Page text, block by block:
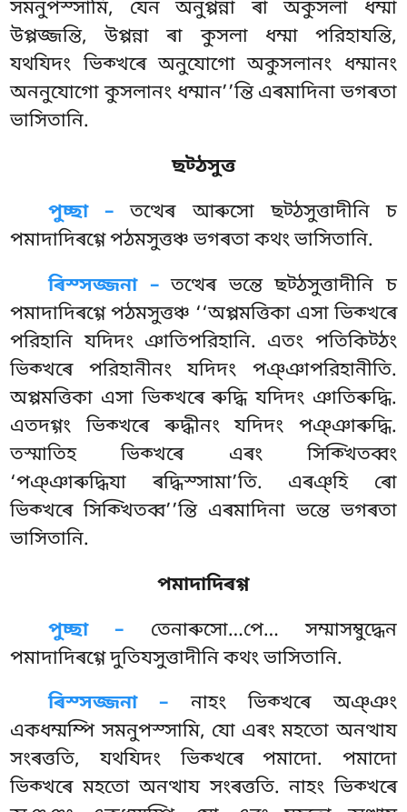
সমনুপস্সামি, যেন অনুপ্পন্না ৰা অকুসলা ধম্মা
উপ্পজ্জন্তি, উপ্পন্না ৰা কুসলা ধম্মা পরিহাযন্তি,
যথযিদং ভিক্খৰে অনুযোগো অকুসলানং ধম্মানং
অননুযোগো কুসলানং ধম্মান’’ন্তি এৰমাদিনা ভগৰতা
ভাসিতানি.
ছট্ঠসুত্ত
পুচ্ছা – তত্থেৰআৰুসো ছট্ঠসুত্তাদীনি চ
পমাদাদিৰগ্গে পঠমসুত্তঞ্চ ভগৰতা কথং ভাসিতানি.
ৰিস্সজ্জনা –তত্থেৰ ভন্তে ছট্ঠসুত্তাদীনি চ
পমাদাদিৰগ্গে পঠমসুত্তঞ্চ ‘‘অপ্পমত্তিকা এসা ভিক্খৰে
পরিহানি যদিদং ঞাতিপরিহানি. এতং পতিকিট্ঠং
ভিক্খৰে পরিহানীনং যদিদং পঞ্ঞাপরিহানীতি.
অপ্পমত্তিকা এসা ভিক্খৰে ৰুদ্ধি যদিদং ঞাতিৰুদ্ধি.
এতদগ্গং ভিক্খৰে ৰুদ্ধীনং যদিদং পঞ্ঞাৰুদ্ধি.
তস্মাতিহ ভিক্খৰে এৰং সিক্খিতব্বং
‘পঞ্ঞাৰুদ্ধিযা ৰদ্ধিস্সামা’তি. এৰঞ্হি ৰো
ভিক্খৰে সিক্খিতব্ব’’ন্তি এৰমাদিনা ভন্তে ভগৰতা
ভাসিতানি.
পমাদাদিৰগ্গ
পুচ্ছা – তেনাৰুসো…পে…সম্মাসম্বুদ্ধেন
পমাদাদিৰগ্গে দুতিযসুত্তাদীনি কথং ভাসিতানি.
ৰিস্সজ্জনা – নাহং ভিক্খৰে অঞ্ঞং
একধম্মম্পি সমনুপস্সামি, যো এৰং মহতো অনত্থায
সংৰত্ততি, যথযিদং ভিক্খৰে পমাদো. পমাদো
ভিক্খৰে মহতো অনত্থায সংৰত্ততি. নাহং ভিক্খৰে